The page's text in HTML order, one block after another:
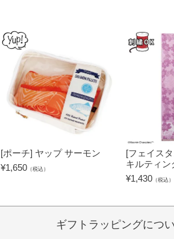
[ポーチ] ヤップ サーモン
¥1,650 （税込）
[フェイス
キルティン
¥1,430 （税込）
ギフトラッピングにつ